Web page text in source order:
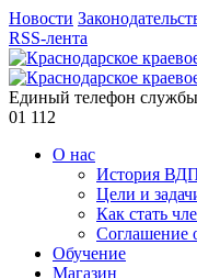
Новости
RSS-лента
Единый телефон службы
01 112
О нас
История
Цели и
Как стать
Обучение
Магазин